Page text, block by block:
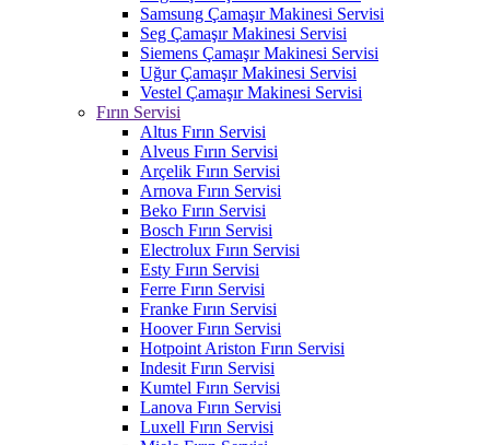
Samsung Çamaşır Makinesi Servisi
Seg Çamaşır Makinesi Servisi
Siemens Çamaşır Makinesi Servisi
Uğur Çamaşır Makinesi Servisi
Vestel Çamaşır Makinesi Servisi
Fırın Servisi
Altus Fırın Servisi
Alveus Fırın Servisi
Arçelik Fırın Servisi
Arnova Fırın Servisi
Beko Fırın Servisi
Bosch Fırın Servisi
Electrolux Fırın Servisi
Esty Fırın Servisi
Ferre Fırın Servisi
Franke Fırın Servisi
Hoover Fırın Servisi
Hotpoint Ariston Fırın Servisi
Indesit Fırın Servisi
Kumtel Fırın Servisi
Lanova Fırın Servisi
Luxell Fırın Servisi